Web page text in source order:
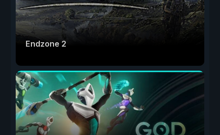
Endzone 2